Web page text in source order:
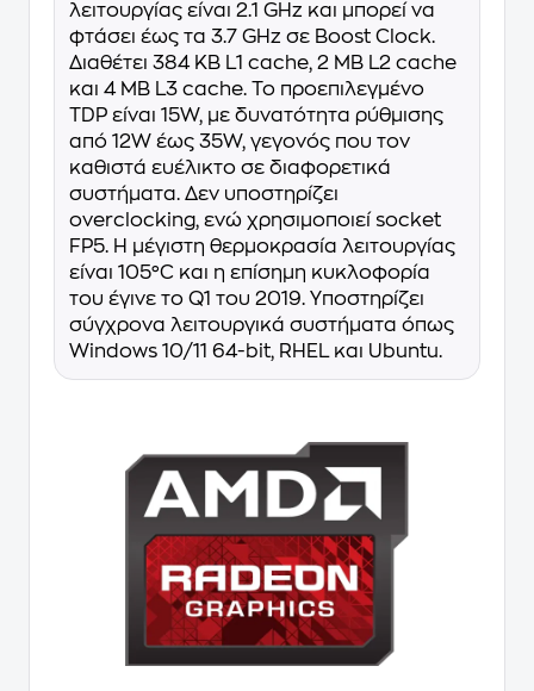
λειτουργίας είναι 2.1 GHz και μπορεί να
φτάσει έως τα 3.7 GHz σε Boost Clock.
Διαθέτει 384 KB L1 cache, 2 MB L2 cache
και 4 MB L3 cache. Το προεπιλεγμένο
TDP είναι 15W, με δυνατότητα ρύθμισης
από 12W έως 35W, γεγονός που τον
καθιστά ευέλικτο σε διαφορετικά
συστήματα. Δεν υποστηρίζει
overclocking, ενώ χρησιμοποιεί socket
FP5. Η μέγιστη θερμοκρασία λειτουργίας
είναι 105°C και η επίσημη κυκλοφορία
του έγινε το Q1 του 2019. Υποστηρίζει
σύγχρονα λειτουργικά συστήματα όπως
Windows 10/11 64-bit, RHEL και Ubuntu.